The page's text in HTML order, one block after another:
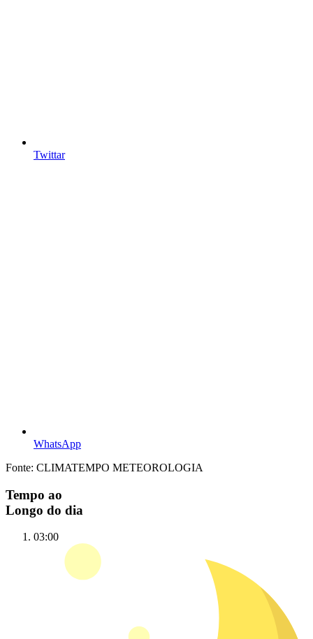
Twittar
WhatsApp
Fonte: CLIMATEMPO METEOROLOGIA
Tempo ao
Longo do dia
03:00